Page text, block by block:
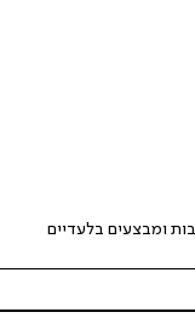
ומבצעים בלעדיים